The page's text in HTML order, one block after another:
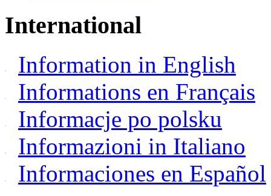
International
Information in English
Informations en Français
Informacje po polsku
Informazioni in Italiano
Informaciones en Español